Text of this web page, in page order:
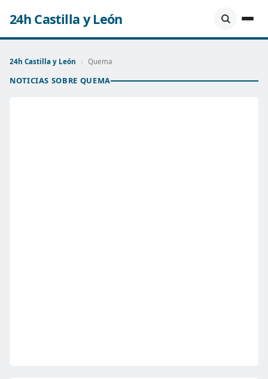
24h Castilla y León
24h Castilla y León › Quema
NOTICIAS SOBRE QUEMA